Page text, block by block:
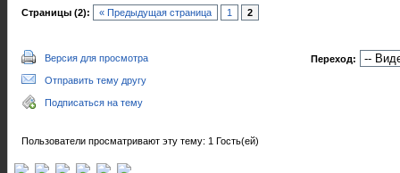
Страницы (2): « Предыдущая страница 1 2
Версия для просмотра
Отправить тему другу
Подписаться на тему
Переход:
Пользователи просматривают эту тему: 1 Гость(ей)